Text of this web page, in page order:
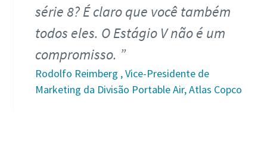
série 8? É claro que você também
todos eles. O Estágio V não é um
compromisso.
Rodolfo Reimberg , Vice-Presidente de
Marketing da Divisão Portable Air, Atlas Copco